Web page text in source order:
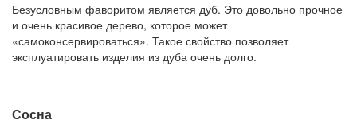
Безусловным фаворитом является дуб. Это довольно прочное
и очень красивое дерево, которое может
«самоконсервироваться». Такое свойство позволяет
эксплуатировать изделия из дуба очень долго.
Сосна